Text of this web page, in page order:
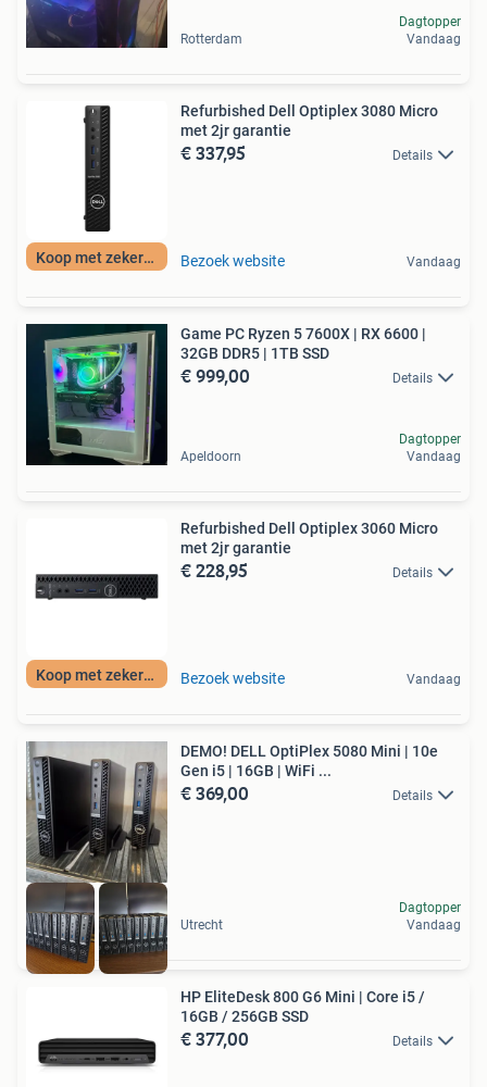
Rotterdam
Dagtopper
Vandaag
Koop met zekerheid
Refurbished Dell Optiplex 3080 Micro
met 2jr garantie
€ 337,95 Details
Bezoek website Vandaag
Game PC Ryzen 5 7600X | RX 6600 |
32GB DDR5 | 1TB SSD
€ 999,00 Details
Apeldoorn
Dagtopper
Vandaag
Koop met zekerheid
Refurbished Dell Optiplex 3060 Micro
met 2jr garantie
€ 228,95 Details
Bezoek website Vandaag
DEMO! DELL OptiPlex 5080 Mini | 10e
Gen i5 | 16GB | WiFi ...
€ 369,00 Details
Utrecht
Dagtopper
Vandaag
HP EliteDesk 800 G6 Mini | Core i5 /
16GB / 256GB SSD
€ 377,00 Details